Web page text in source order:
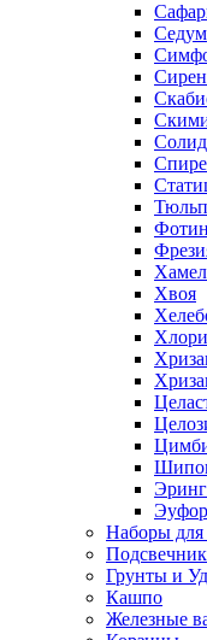
Седум
Хвоя
Наборы
Грунты и
Кашпо
Железные